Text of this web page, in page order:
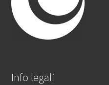
Info legali